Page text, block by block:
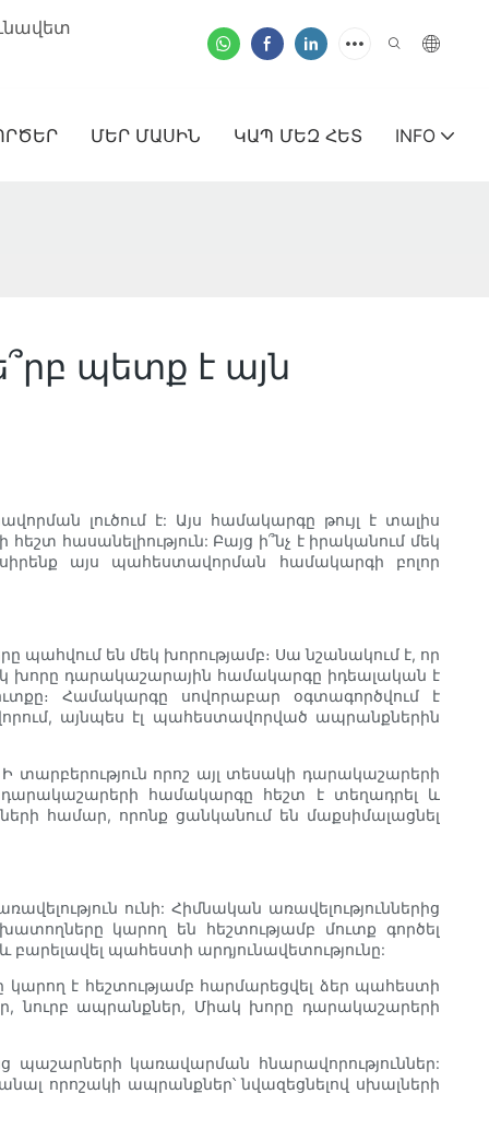
ՄԵՐ ՄԱՍԻՆ ԿԱՊ ՄԵԶ ՀԵՏ INFO
պետք է այն
լուծում է: Այս համակարգը թույլ է տալիս
հասանելիություն: Բայց ի՞նչ է իրականում մեկ
այս պահեստավորման համակարգի բոլոր
են մեկ խորությամբ։ Սա նշանակում է, որ
խորը դարակաշարային համակարգը իդեալական է
Համակարգը սովորաբար օգտագործվում է
այնպես էլ պահեստավորված ապրանքներին
որոշ այլ տեսակի դարակաշարերի
համակարգը հեշտ է տեղադրել և
համար, որոնք ցանկանում են մաքսիմալացնել
ունի: Հիմնական առավելություններից
կարող են հեշտությամբ մուտք գործել
պահեստի արդյունավետությունը:
է հեշտությամբ հարմարեցվել ձեր պահեստի
նուրբ ապրանքներ, Միակ խորը դարակաշարերի
պաշարների կառավարման հնարավորություններ:
որոշակի ապրանքներ՝ նվազեցնելով սխալների